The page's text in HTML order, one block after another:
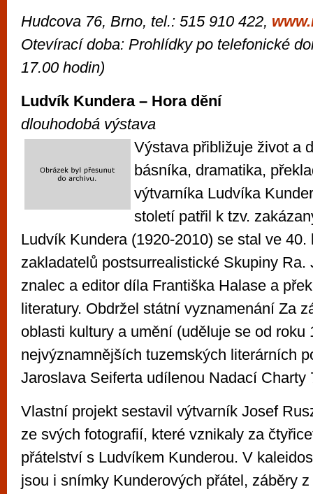
Hudcova 76, Brno, tel.: 515 910 422,
Otevírací doba: Prohlídky po telefonické
17.00 hodin)
Ludvík Kundera – Hora dění
dlouhodobá výstava
Výstava přibližuje život a
básníka, dramatika,
výtvarníka Ludvíka
století patřil k tzv.
Ludvík Kundera (1920-2010) se stal ve
zakladatelů postsurrealistické Skupiny Ra.
znalec a editor díla Františka Halase a
literatury. Obdržel státní vyznamenání Za
oblasti kultury a umění (uděluje se od roku
nejvýznamnějších tuzemských literárních
Jaroslava Seiferta udílenou Nadací Charty
Vlastní projekt sestavil výtvarník Josef
ze svých fotografií, které vznikaly za
přátelství s Ludvíkem Kunderou. V
jsou i snímky Kunderových přátel, záběry